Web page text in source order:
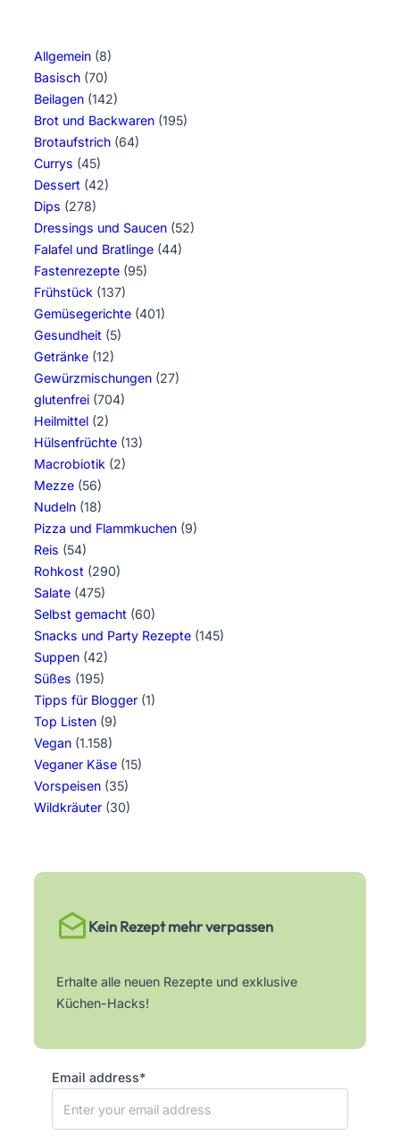
Allgemein (8)
Basisch (70)
Beilagen (142)
Brot und Backwaren (195)
Brotaufstrich (64)
Currys (45)
Dessert (42)
Dips (278)
Dressings und Saucen (52)
Falafel und Bratlinge (44)
Fastenrezepte (95)
Frühstück (137)
Gemüsegerichte (401)
Gesundheit (5)
Getränke (12)
Gewürzmischungen (27)
glutenfrei (704)
Heilmittel (2)
Hülsenfrüchte (13)
Macrobiotik (2)
Mezze (56)
Nudeln (18)
Pizza und Flammkuchen (9)
Reis (54)
Rohkost (290)
Salate (475)
Selbst gemacht (60)
Snacks und Party Rezepte (145)
Suppen (42)
Süßes (195)
Tipps für Blogger (1)
Top Listen (9)
Vegan (1.158)
Veganer Käse (15)
Vorspeisen (35)
Wildkräuter (30)
Kein Rezept mehr verpassen
Erhalte alle neuen Rezepte und exklusive
Küchen-Hacks!
Email address*